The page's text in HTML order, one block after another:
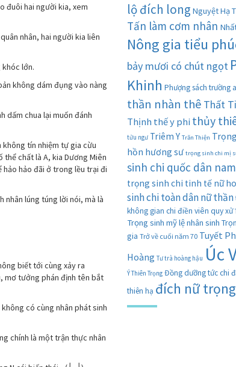
đuôi hai người kia, xem
nhân, hai người kia liên
lớn.
không dám đụng vào nàng
dấm chua lại muốn đánh
không tín nhiệm tự gia cừu
chất là A, kia Dương Miên
hảo hảo đãi ở trong lều trại đi
nhân lúng túng lời nói, mà là
biết tới cùng xảy ra
mơ tưởng phán định tên bắt
có cùng nhân phát sinh
chính là một trận thực nhân
lộ đích long Nguyệt Hạ
Tấn làm cơm nhân
Nông gia tiểu
bảy mươi có chút ngọt
Khinh Phượng sách trường
thần nhàn thê Thất
Thịnh thế y phi thủy
tửu ngư Triêm Y Trăn Thiện
hồn hương sư trọng sinh chi mị
sinh chi quốc dân
trọng sinh chi tinh tế nữ
sinh chi toàn dân nữ thần
không gian chi điền viên quy xử
Trọng sinh mỹ lệ nhân sinh
gia Trở về cuối năm 70 Tuyết
Hoàng Tư trà hoàng hậu Úc
Ý Thiên Trọng Đồng dưỡng tức chi
thiên hạ đích nữ